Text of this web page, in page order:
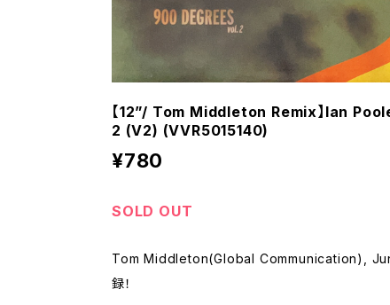
【12”/ Tom Middleton Remix】Ian
2 (V2) (VVR5015140)
¥780
SOLD OUT
Tom Middleton(Global Communication),
録！